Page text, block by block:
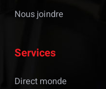
Nous joindre
Services
Direct monde